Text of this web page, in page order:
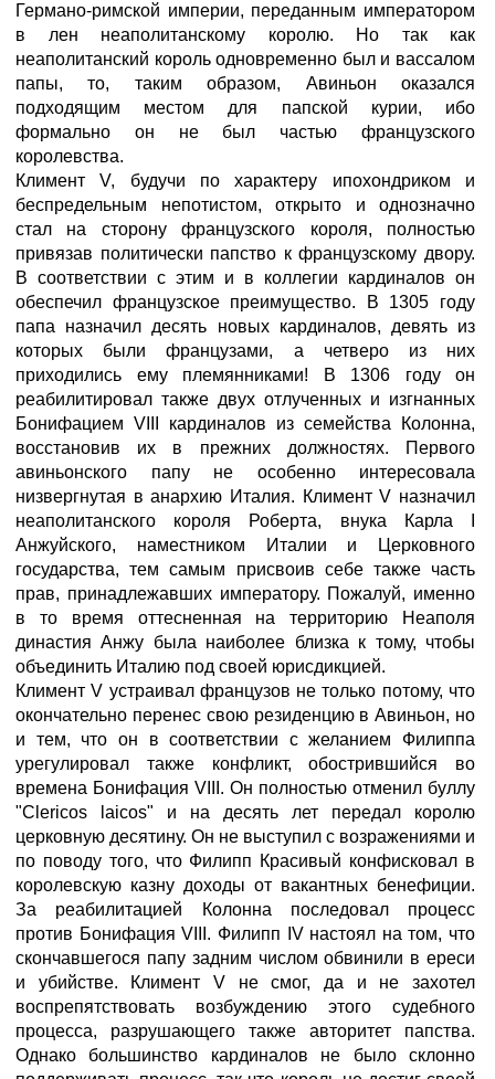
Германо-римской империи, переданным императором
в лен неаполитанскому королю. Но так как
неаполитанский король одновременно был и вассалом
папы, то, таким образом, Авиньон оказался
подходящим местом для папской курии, ибо
формально он не был частью французского
королевства.
Климент V, будучи по характеру ипохондриком и
беспредельным непотистом, открыто и однозначно
стал на сторону французского короля, полностью
привязав политически папство к французскому двору.
В соответствии с этим и в коллегии кардиналов он
обеспечил французское преимущество. В 1305 году
папа назначил десять новых кардиналов, девять из
которых были французами, а четверо из них
приходились ему племянниками! В 1306 году он
реабилитировал также двух отлученных и изгнанных
Бонифацием VIII кардиналов из семейства Колонна,
восстановив их в прежних должностях. Первого
авиньонского папу не особенно интересовала
низвергнутая в анархию Италия. Климент V назначил
неаполитанского короля Роберта, внука Карла I
Анжуйского, наместником Италии и Церковного
государства, тем самым присвоив себе также часть
прав, принадлежавших императору. Пожалуй, именно
в то время оттесненная на территорию Неаполя
династия Анжу была наиболее близка к тому, чтобы
объединить Италию под своей юрисдикцией.
Климент V устраивал французов не только потому, что
окончательно перенес свою резиденцию в Авиньон, но
и тем, что он в соответствии с желанием Филиппа
урегулировал также конфликт, обострившийся во
времена Бонифация VIII. Он полностью отменил буллу
"Clericos laicos" и на десять лет передал королю
церковную десятину. Он не выступил с возражениями и
по поводу того, что Филипп Красивый конфисковал в
королевскую казну доходы от вакантных бенефиции.
За реабилитацией Колонна последовал процесс
против Бонифация VIII. Филипп IV настоял на том, что
скончавшегося папу задним числом обвинили в ереси
и убийстве. Климент V не смог, да и не захотел
воспрепятствовать возбуждению этого судебного
процесса, разрушающего также авторитет папства.
Однако большинство кардиналов не было склонно